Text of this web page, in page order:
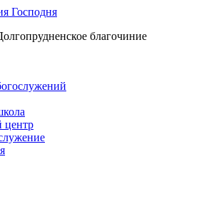
Господня
благочиние